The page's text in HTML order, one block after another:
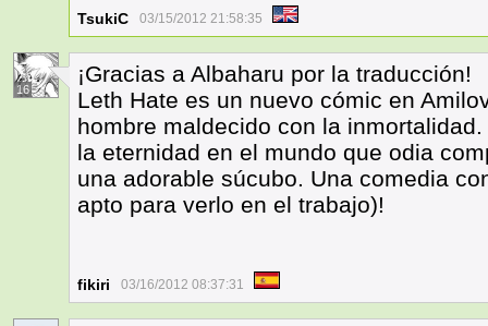
TsukiC 03/15/2012 21:58:35
16
¡Gracias a Albaharu por la traducción!
Leth Hate es un nuevo cómic en
hombre maldecido con la
la eternidad en el mundo que odia
una adorable súcubo. Una comedia
apto para verlo en el trabajo)!
fikiri 03/16/2012 08:37:31